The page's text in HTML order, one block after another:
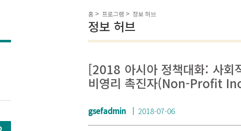
홈 프로그램 정보 허브
정보 허브
[2018 아시아 정책대화: 사회
비영리 촉진자(Non-Profit
gsefadmin 2018-07-06